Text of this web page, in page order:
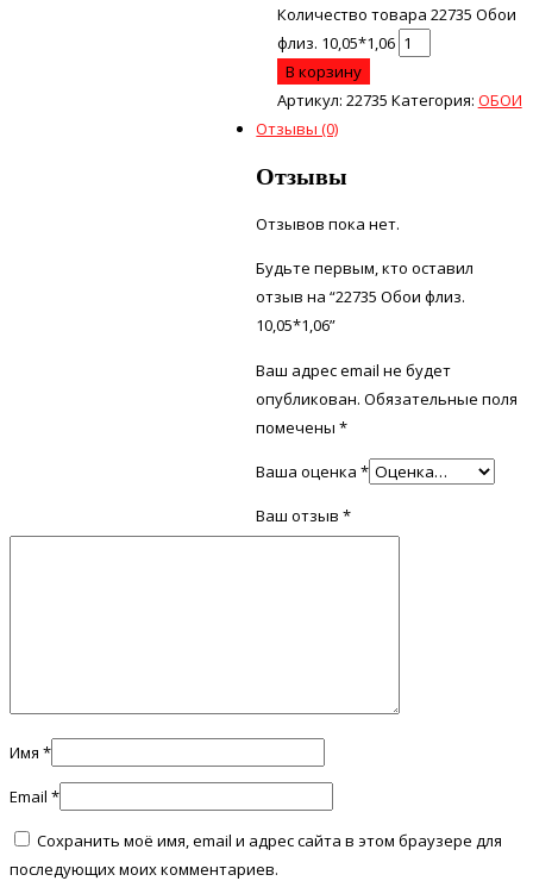
Количество товара 22735 Обои
флиз. 10,05*1,06
В корзину
Артикул: 22735 Категория: ОБОИ
Отзывы (0)
Отзывы
Отзывов пока нет.
Будьте первым, кто оставил
отзыв на “22735 Обои флиз.
10,05*1,06”
Ваш адрес email не будет
опубликован. Обязательные поля
помечены*
Ваша оценка*
Ваш отзыв*
Имя *
Email *
Сохранить моё имя, email и адрес сайта в этом браузере для
последующих моих комментариев.